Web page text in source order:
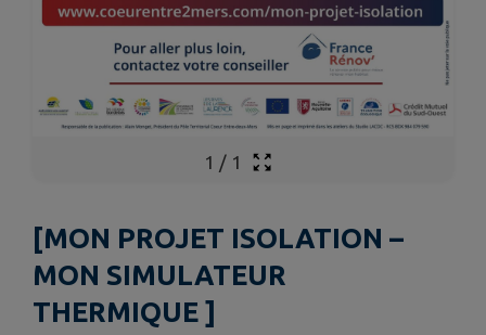
1 / 1
[MON PROJET ISOLATION –
MON SIMULATEUR
THERMIQUE ]